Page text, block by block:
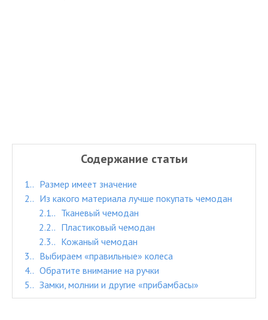
Содержание статьи
1.
Размер имеет значение
2.
Из какого материала лучше покупать чемодан
2.1.
Тканевый чемодан
2.2.
Пластиковый чемодан
2.3.
Кожаный чемодан
3.
Выбираем «правильные» колеса
4.
Обратите внимание на ручки
5.
Замки, молнии и другие «прибамбасы»